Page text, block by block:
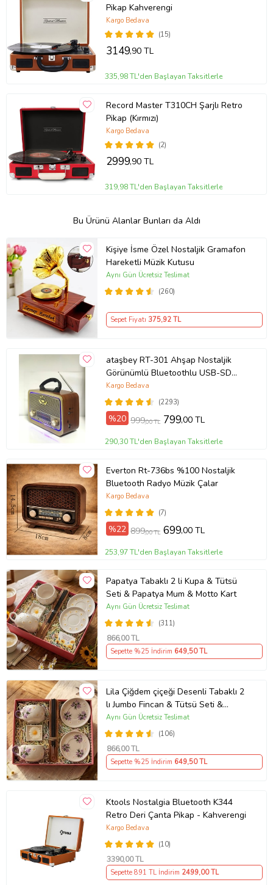
Pikap Kahverengi
(15)
Kargo Bedava
3149,90 TL
335,98 TL'den Başlayan Taksitlerle
Record Master T310CH Şarjlı Retro
Pikap (Kırmızı)
(2)
Kargo Bedava
2999,90 TL
319,98 TL'den Başlayan Taksitlerle
Bu Ürünü Alanlar Bunları da Aldı
Kişiye İsme Özel Nostaljik Gramafon
Hareketli Müzik Kutusu
(260)
Aynı Gün Ücretsiz Teslimat
Sepet Fiyatı 375,92 TL
ataşbey RT-301 Ahşap Nostaljik
Görünümlü Bluetoothlu USB-SD
Card Mp3 Çalar Radyo Müzik Kutusu
(Kahverengi) (2293)
Kargo Bedava
%20 999,00 TL 799,00 TL
290,30 TL'den Başlayan Taksitlerle
Everton Rt-736bs %100 Nostaljik
Bluetooth Radyo Müzik Çalar
(7)
Kargo Bedava
%22 899,00 TL 699,00 TL
253,97 TL'den Başlayan Taksitlerle
Papatya Tabaklı 2 li Kupa & Tütsü
Seti & Papatya Mum & Motto Kart
(311)
Aynı Gün Ücretsiz Teslimat
866,00 TL
Sepette %25 İndirim 649,50 TL
Lila Çiğdem çiçeği Desenli Tabaklı 2
lı Jumbo Fincan & Tütsü Seti &
Papatya Mum &
(106)
Aynı Gün Ücretsiz Teslimat
866,00 TL
Sepette %25 İndirim 649,50 TL
Ktools Nostalgia Bluetooth K344
Retro Deri Çanta Pikap - Kahverengi
(10)
Kargo Bedava
3390,00 TL
Sepette 891 TL İndirim 2499,00 TL